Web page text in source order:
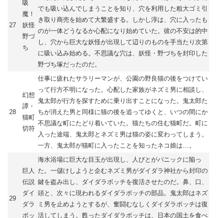
27
吸
魔！
妖怪
野づ
ち
でも吸い込んでしまうことを知り、穴を利用した粗大ゴミ引
き取り商売を始めて大繁盛する。しかし淳は、穴に入ったも
のが一体どうなるか心配になり始めていた。彼の不安は的中
し、穴から巨大な妖怪が出現して辺りのものを手当たり次第
に吸い込み始める。不思議な穴は、妖怪・野づちを封印した
野づち塚だったのだ。
28
幻想
譚・
猫町
切符
仕事に疲れたサラリーマンが、公園の野良猫の後をつけてい
って行方不明になった。心配した家族がネズミ男に相談し、
鬼太郎が行方を探すために乗り出すことになった。鬼太郎た
ちが消えた男と同様に猫の後を追ってゆくと、いつの間にか
不思議な町にたどり着いていた。猫たちの住む猫町だ。町に
入った途端、鬼太郎とネズミ男は猫の姿に変わってしまう。
一方、鬼太郎が猫町に入ったことを知ったネコ娘は…。
29
巨人
伝説
ダイ
ダラ
ボッ
海水浴場に巨大な目玉が出現し、人びとがパニックに陥っ
た。一儲けしようと企むネズミ男がダイダラ神社から封印の
鍵を盗み出し、ダイダラボッチを復活させたのだ。鼻、口、
頭と、次々に現われるダイダラボッチの部品。鬼太郎はネズ
ミ男を止めようとするが、奮闘むなしくダイダラボッチは復
活してしまう。甦ったダイダラボッチは、日本の国土を食べ